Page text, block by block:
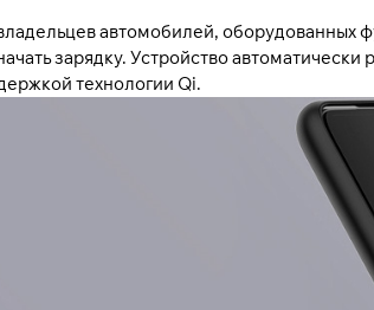
автомобилей, оборудованных
зарядку. Устройство
технологии Qi.